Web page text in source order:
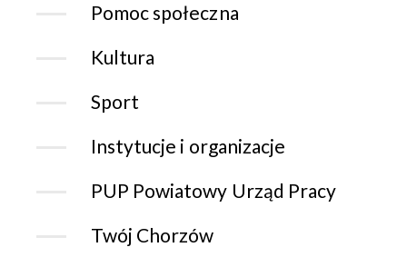
Pomoc społeczna
Kultura
Sport
Instytucje i organizacje
PUP Powiatowy Urząd Pracy
Twój Chorzów